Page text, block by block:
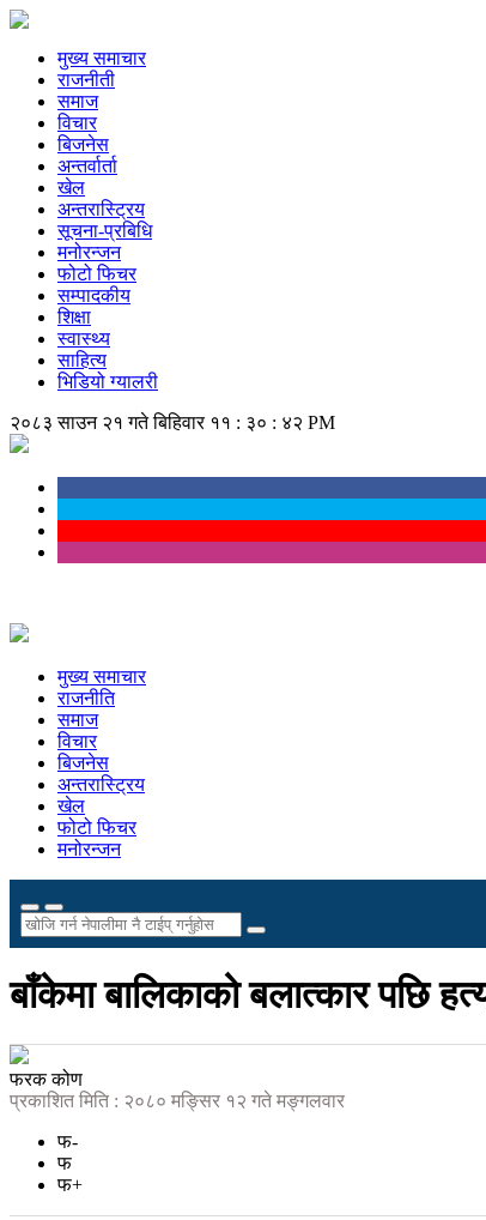
मुख्य समाचार
राजनीती
समाज
विचार
बिजनेस
अन्तर्वार्ता
खेल
अन्तरास्ट्रिय
सूचना-प्रबिधि
मनोरन्जन
फोटो फिचर
सम्पादकीय
शिक्षा
स्वास्थ्य
साहित्य
भिडियो ग्यालरी
२०८३ साउन २१ गते बिहिवार ११ : ३० : ४२ PM
मुख्य समाचार
राजनीति
समाज
विचार
बिजनेस
अन्तरास्ट्रिय
खेल
फोटो फिचर
मनोरन्जन
बाँकेमा बालिकाको बलात्कार पछि
फरक कोण
प्रकाशित मिति : २०८० मङ्सिर १२ गते मङ्गलवार
फ-
फ
फ+